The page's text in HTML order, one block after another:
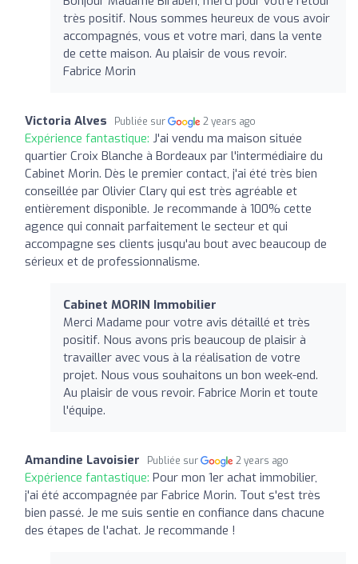
très positif. Nous sommes heureux de vous avoir
accompagnés, vous et votre mari, dans la vente
de cette maison. Au plaisir de vous revoir.
Fabrice Morin
Victoria Alves Publiée sur 2 years ago
Expérience fantastique: J'ai vendu ma maison située
quartier Croix Blanche à Bordeaux par l'intermédiaire du
Cabinet Morin. Dès le premier contact, j'ai été très bien
conseillée par Olivier Clary qui est très agréable et
entièrement disponible. Je recommande à 100% cette
agence qui connait parfaitement le secteur et qui
accompagne ses clients jusqu'au bout avec beaucoup de
sérieux et de professionnalisme.
Cabinet MORIN Immobilier
Merci Madame pour votre avis détaillé et très
positif. Nous avons pris beaucoup de plaisir à
travailler avec vous à la réalisation de votre
projet. Nous vous souhaitons un bon week-end.
Au plaisir de vous revoir. Fabrice Morin et toute
l'équipe.
Amandine Lavoisier Publiée sur 2 years ago
Expérience fantastique: Pour mon 1er achat immobilier,
j'ai été accompagnée par Fabrice Morin. Tout s'est très
bien passé. Je me suis sentie en confiance dans chacune
des étapes de l'achat. Je recommande !